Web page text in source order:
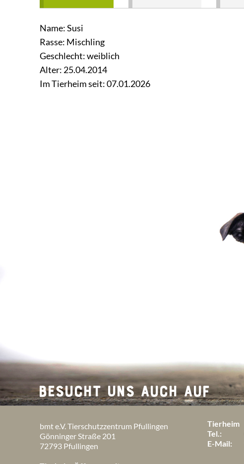
Name: Susi
Rasse: Mischling
Geschlecht: weiblich
Alter: 25.04.2014
Im Tierheim seit: 07.01.2026
BESUCHT UNS AUCH AUF
bmt e.V. Tierschutzzentrum Pfullingen
Gönninger Straße 201
72793 Pfullingen
Tierheim
Tel.:
E-Mail: